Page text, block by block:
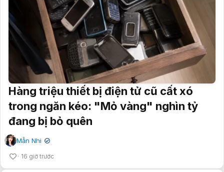
Hàng triệu thiết bị điện tử cũ cất xó
trong ngăn kéo: "Mỏ vàng" nghìn tỷ
đang bị bỏ quên
Mẫn Nhi ✔
16 giờ trước